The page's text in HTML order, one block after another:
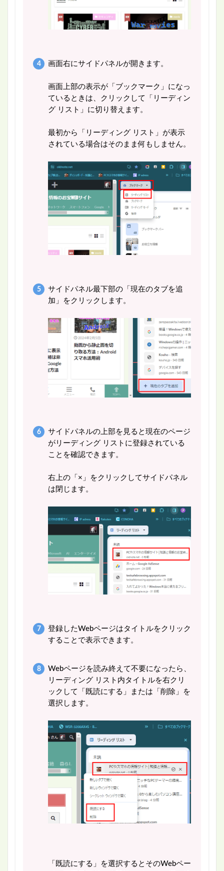
画面右にサイドパネルが開きます。
画面上部の表示が「ブックマーク」になっ
ているときは、クリックして「リーディン
グ リスト」に切り替えます。
最初から「リーディング リスト」が表示
されている場合はそのまま何もしません。
サイドパネル最下部の「現在のタブを追
加」をクリックします。
サイドパネルの上部を見ると現在のページ
がリーディング リストに登録されている
ことを確認できます。
右上の「×」をクリックしてサイドパネル
は閉じます。
登録したWebページはタイトルをクリック
することで表示できます。
Webページを読み終えて不要になったら、
リーディング リスト内タイトルを右クリ
ックして「既読にする」または「削除」を
選択します。
「既読にする」を選択するとそのWebペー